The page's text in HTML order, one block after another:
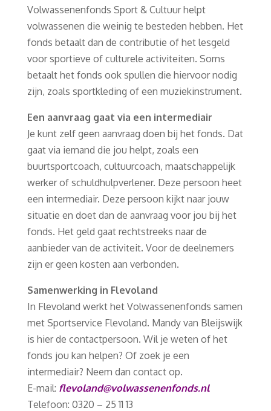
Volwassenenfonds Sport & Cultuur helpt
volwassenen die weinig te besteden hebben. Het
fonds betaalt dan de contributie of het lesgeld
voor sportieve of culturele activiteiten. Soms
betaalt het fonds ook spullen die hiervoor nodig
zijn, zoals sportkleding of een muziekinstrument.
Een aanvraag gaat via een intermediair
Je kunt zelf geen aanvraag doen bij het fonds. Dat
gaat via iemand die jou helpt, zoals een
buurtsportcoach, cultuurcoach, maatschappelijk
werker of schuldhulpverlener. Deze persoon heet
een intermediair. Deze persoon kijkt naar jouw
situatie en doet dan de aanvraag voor jou bij het
fonds. Het geld gaat rechtstreeks naar de
aanbieder van de activiteit. Voor de deelnemers
zijn er geen kosten aan verbonden.
Samenwerking in Flevoland
In Flevoland werkt het Volwassenenfonds samen
met Sportservice Flevoland. Mandy van Bleijswijk
is hier de contactpersoon. Wil je weten of het
fonds jou kan helpen? Of zoek je een
intermediair? Neem dan contact op.
E-mail: flevoland@volwassenenfonds.nl
Telefoon: 0320 – 25 11 13